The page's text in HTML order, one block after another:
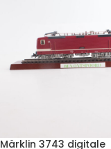
Märklin 3743 digitale